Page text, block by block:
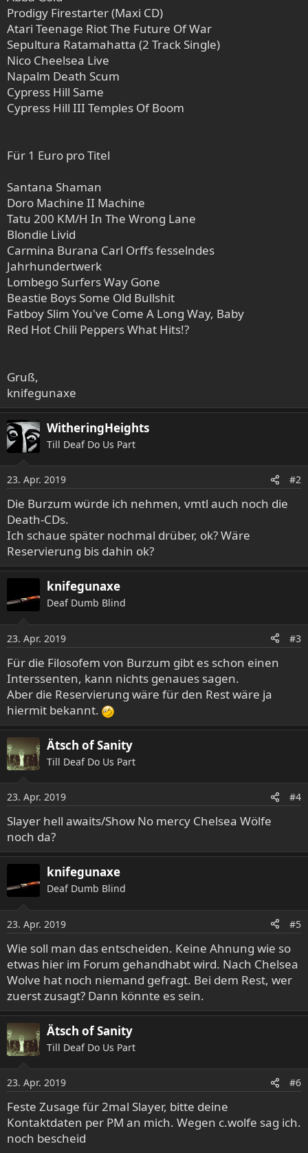
Prodigy Firestarter (Maxi CD)
Atari Teenage Riot The Future Of War
Sepultura Ratamahatta (2 Track Single)
Nico Cheelsea Live
Napalm Death Scum
Cypress Hill Same
Cypress Hill III Temples Of Boom
Für 1 Euro pro Titel
Santana Shaman
Doro Machine II Machine
Tatu 200 KM/H In The Wrong Lane
Blondie Livid
Carmina Burana Carl Orffs fesselndes
Jahrhundertwerk
Lombego Surfers Way Gone
Beastie Boys Some Old Bullshit
Fatboy Slim You've Come A Long Way, Baby
Red Hot Chili Peppers What Hits!?
Gruß,
knifegunaxe
WitheringHeights
Till Deaf Do Us Part
23. Apr. 2019 #2
Die Burzum würde ich nehmen, vmtl auch noch die
Death-CDs.
Ich schaue später nochmal drüber, ok? Wäre
Reservierung bis dahin ok?
knifegunaxe
Deaf Dumb Blind
23. Apr. 2019 #3
Für die Filosofem von Burzum gibt es schon einen
Interssenten, kann nichts genaues sagen.
Aber die Reservierung wäre für den Rest wäre ja
hiermit bekannt.
Ätsch of Sanity
Till Deaf Do Us Part
23. Apr. 2019 #4
Slayer hell awaits/Show No mercy Chelsea Wölfe
noch da?
knifegunaxe
Deaf Dumb Blind
23. Apr. 2019 #5
Wie soll man das entscheiden. Keine Ahnung wie so
etwas hier im Forum gehandhabt wird. Nach Chelsea
Wolve hat noch niemand gefragt. Bei dem Rest, wer
zuerst zusagt? Dann könnte es sein.
Ätsch of Sanity
Till Deaf Do Us Part
23. Apr. 2019 #6
Feste Zusage für 2mal Slayer, bitte deine
Kontaktdaten per PM an mich. Wegen c.wolfe sag ich.
noch bescheid